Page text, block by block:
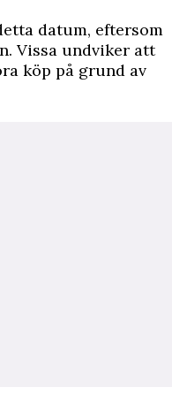
datum, eftersom
Vissa undviker att
köp på grund av